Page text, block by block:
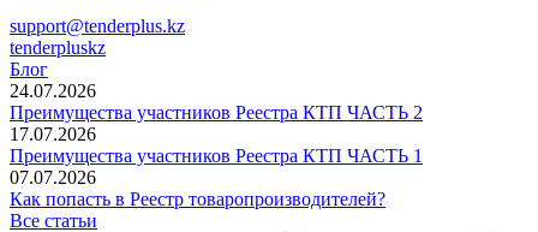
support@tenderplus.kz
tenderpluskz
Блог
24.07.2026
Преимущества участников Реестра КТП ЧАСТЬ 2
17.07.2026
Преимущества участников Реестра КТП ЧАСТЬ 1
07.07.2026
Как попасть в Реестр товаропроизводителей?
Все статьи